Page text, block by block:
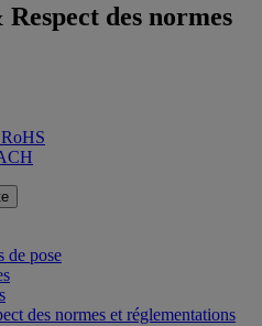
des normes
de pose
des normes et réglementations